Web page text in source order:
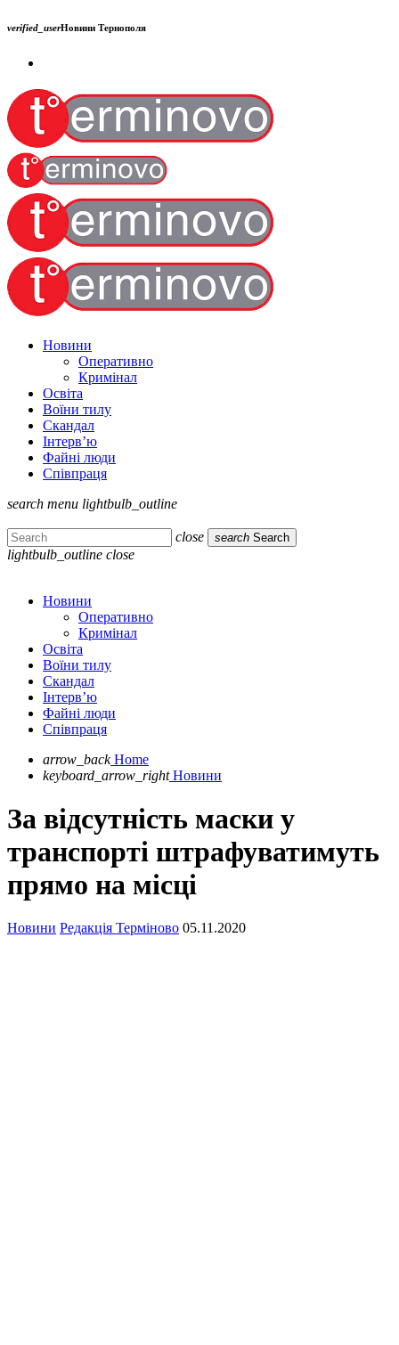
verified_userНовини Тернополя
Новини
Оперативно
Кримінал
Освіта
Воїни тилу
Скандал
Інтерв’ю
Файні люди
Співпраця
search menu lightbulb_outline
close search Search
lightbulb_outline close
Новини
Оперативно
Кримінал
Освіта
Воїни тилу
Скандал
Інтерв’ю
Файні люди
Співпраця
arrow_back Home
keyboard_arrow_right Новини
За відсутність маски у
транспорті штрафуватимуть
прямо на місці
Новини Редакція Терміново 05.11.2020